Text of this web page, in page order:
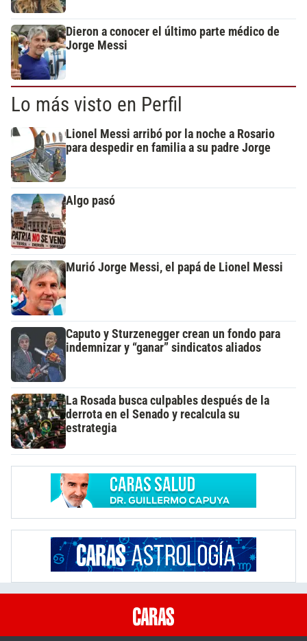
Dieron a conocer el último parte médico de
Jorge Messi
Lo más visto en Perfil
Lionel Messi arribó por la noche a Rosario
para despedir en familia a su padre Jorge
Algo pasó
Murió Jorge Messi, el papá de Lionel Messi
Caputo y Sturzenegger crean un fondo para
indemnizar y “ganar” sindicatos aliados
La Rosada busca culpables después de la
derrota en el Senado y recalcula su
estrategia